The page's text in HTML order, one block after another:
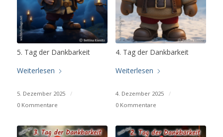
5. Tag der Dankbarkeit
Weiterlesen
5. Dezember 2025
/
0 Kommentare
4. Tag der Dankbarkeit
Weiterlesen
4. Dezember 2025
/
0 Kommentare